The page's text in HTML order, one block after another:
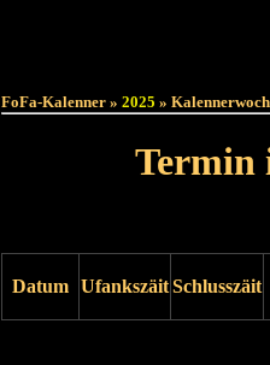
FoFa-Kalenner » 2025 »
Termin
Datum UfankszäitSchlusszäit